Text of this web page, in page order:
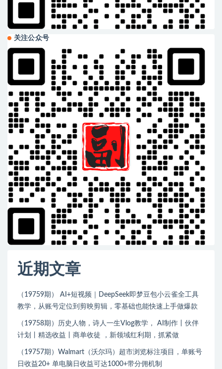
关注公众号
近期文章
（19759期） AI+短视频｜DeepSeek即梦豆包小云雀全工具
教学，从账号定位到剪映剪辑，零基础也能快速上手做爆款
（19758期）历史人物，诗人一生Vlog教学， AI制作丨伙伴
计划丨精选收益丨商单收徒 ，新领域红利期，抓紧做
（19757期）Walmart（沃尔玛）超市浏览标注项目，单账号
日收益20+ 单电脑日收益可达1000+带分佣机制